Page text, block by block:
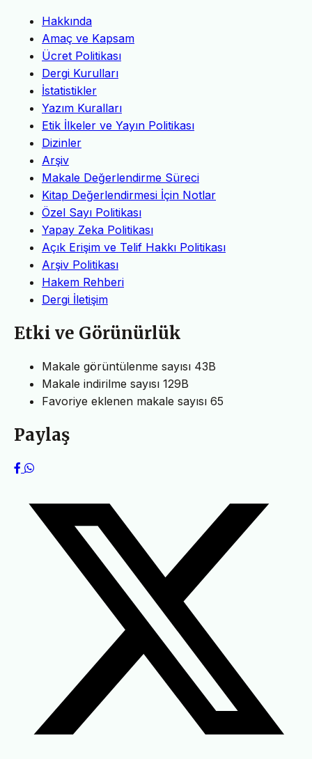
Hakkında
Amaç ve Kapsam
Ücret Politikası
Dergi Kurulları
İstatistikler
Yazım Kuralları
Etik İlkeler ve Yayın Politikası
Dizinler
Arşiv
Makale Değerlendirme Süreci
Kitap Değerlendirmesi İçin Notlar
Özel Sayı Politikası
Yapay Zeka Politikası
Açık Erişim ve Telif Hakkı Politikası
Arşiv Politikası
Hakem Rehberi
Dergi İletişim
Etki ve Görünürlük
Makale görüntülenme sayısı 43B
Makale indirilme sayısı 129B
Favoriye eklenen makale sayısı 65
Paylaş